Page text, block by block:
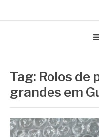
Tag: Rolos de
grandes em